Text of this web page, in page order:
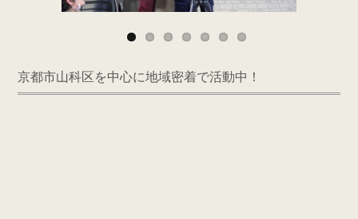
京都市山科区を中心に地域密着で活動中！